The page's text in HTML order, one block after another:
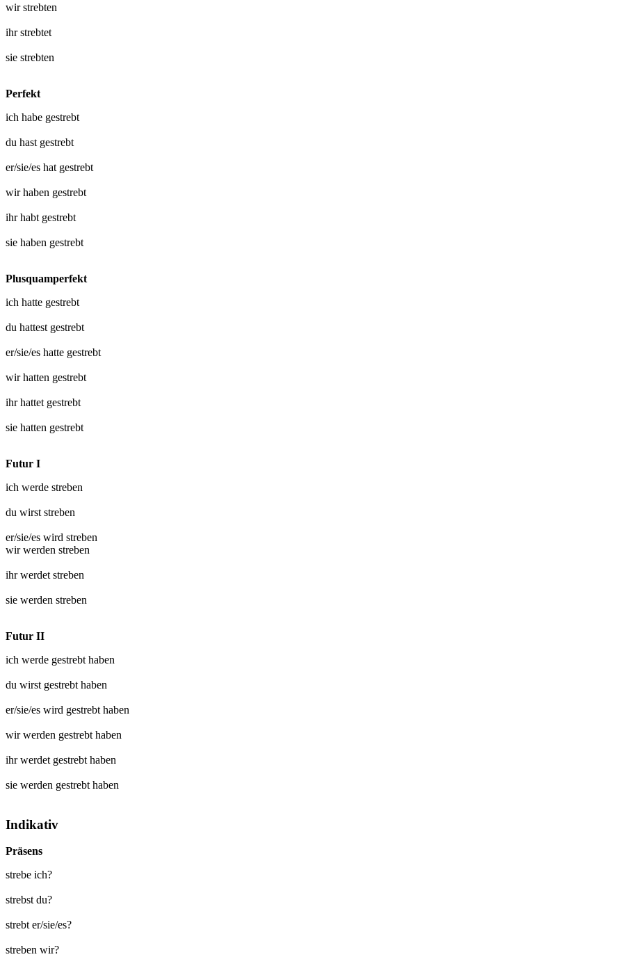
wirstrebten
ihrstrebtet
sie strebten
Perfekt
ich habe gestrebt
du hast gestrebt
er/sie/es hat gestrebt
wir haben gestrebt
ihr habt gestrebt
sie haben gestrebt
Plusquamperfekt
ich hatte gestrebt
du hattest gestrebt
er/sie/es hatte gestrebt
wir hatten gestrebt
ihr hattet gestrebt
sie hatten gestrebt
Futur I
ich werde streben
du wirst streben
er/sie/es wird streben
wir werden streben
ihr werdet streben
sie werden streben
Futur II
ich werde gestrebt haben
du wirst gestrebt haben
er/sie/es wird gestrebt haben
wir werden gestrebt haben
ihr werdet gestrebt haben
sie werden gestrebt haben
Indikativ
Präsens
strebe ich?
strebst du?
strebt er/sie/es?
streben wir?